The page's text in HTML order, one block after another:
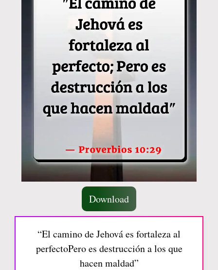
Download
“El camino de Jehová es fortaleza al
perfectoPero es destrucción a los que
hacen maldad”